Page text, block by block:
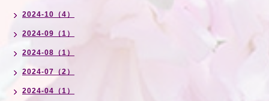
2024-10（4）
2024-09（1）
2024-08（1）
2024-07（2）
2024-04（1）